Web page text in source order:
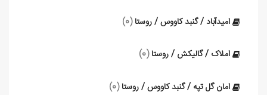
امیدآباد / گنبد کاووس / روستا (0)
املاک / گالیکش / روستا (0)
امان گل تپه / گنبد کاووس / روستا (0)